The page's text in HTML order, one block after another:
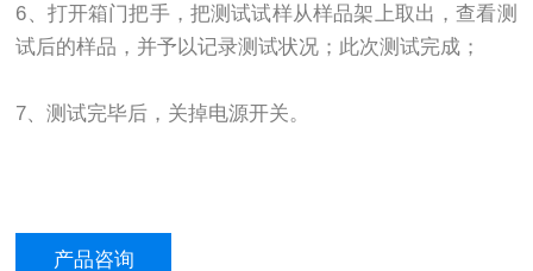
6、打开箱门把手，把测试试样从样品架上取出，查看测
试后的样品，并予以记录测试状况；此次测试完成；
7、测试完毕后，关掉电源开关。
产品咨询